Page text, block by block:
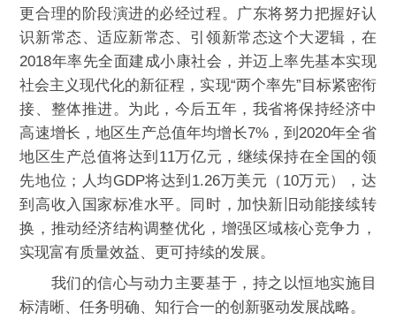
更合理的阶段演进的必经过程。广东将努力把握好认
识新常态、适应新常态、引领新常态这个大逻辑，在
2018年率先全面建成小康社会，并迈上率先基本实现
社会主义现代化的新征程，实现“两个率先”目标紧密衔
接、整体推进。为此，今后五年，我省将保持经济中
高速增长，地区生产总值年均增长7%，到2020年全省
地区生产总值将达到11万亿元，继续保持在全国的领
先地位；人均GDP将达到1.26万美元（10万元），达
到高收入国家标准水平。同时，加快新旧动能接续转
换，推动经济结构调整优化，增强区域核心竞争力，
实现富有质量效益、更可持续的发展。
我们的信心与动力主要基于，持之以恒地实施目
标清晰、任务明确、知行合一的创新驱动发展战略。